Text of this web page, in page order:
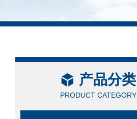
产品分类
PRODUCT CATEGORY